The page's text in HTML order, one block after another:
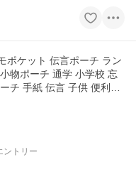
ポケット 伝言ポーチ ラン
物ポーチ 通学 小学校 忘
チ 手紙 伝言 子供 便利グ
ントリー